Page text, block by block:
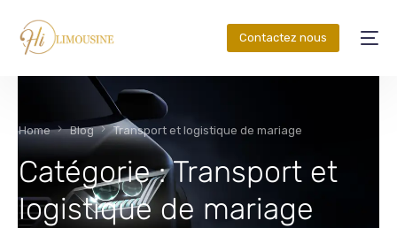
Contactez nous
Home Blog Transport et logistique de mariage
Catégorie :Transport et
logistique de mariage